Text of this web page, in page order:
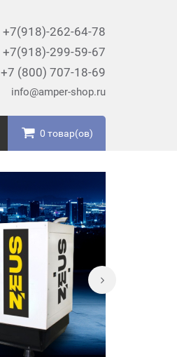
+7(918)-262-64-78
+7(918)-299-59-67
+7 (800) 707-18-69
info@amper-shop.ru
0 товар(ов)